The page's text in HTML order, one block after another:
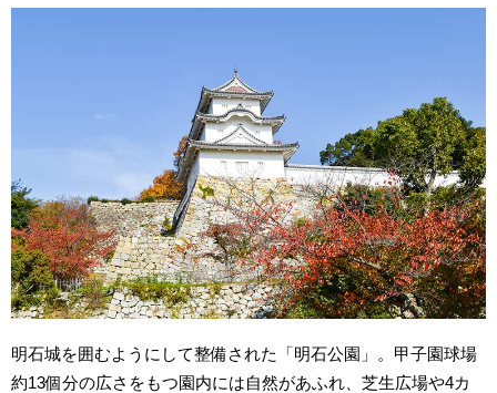
明石城を囲むようにして整備された「明石公園」。甲子園球場
約13個分の広さをもつ園内には自然があふれ、芝生広場や4カ